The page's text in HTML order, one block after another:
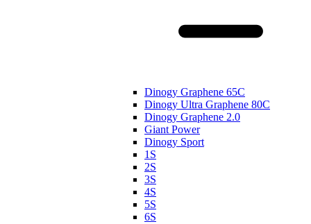
Dinogy Graphene 65C
Dinogy Ultra Graphene 80C
Dinogy Graphene 2.0
Giant Power
Dinogy Sport
1S
2S
3S
4S
5S
6S